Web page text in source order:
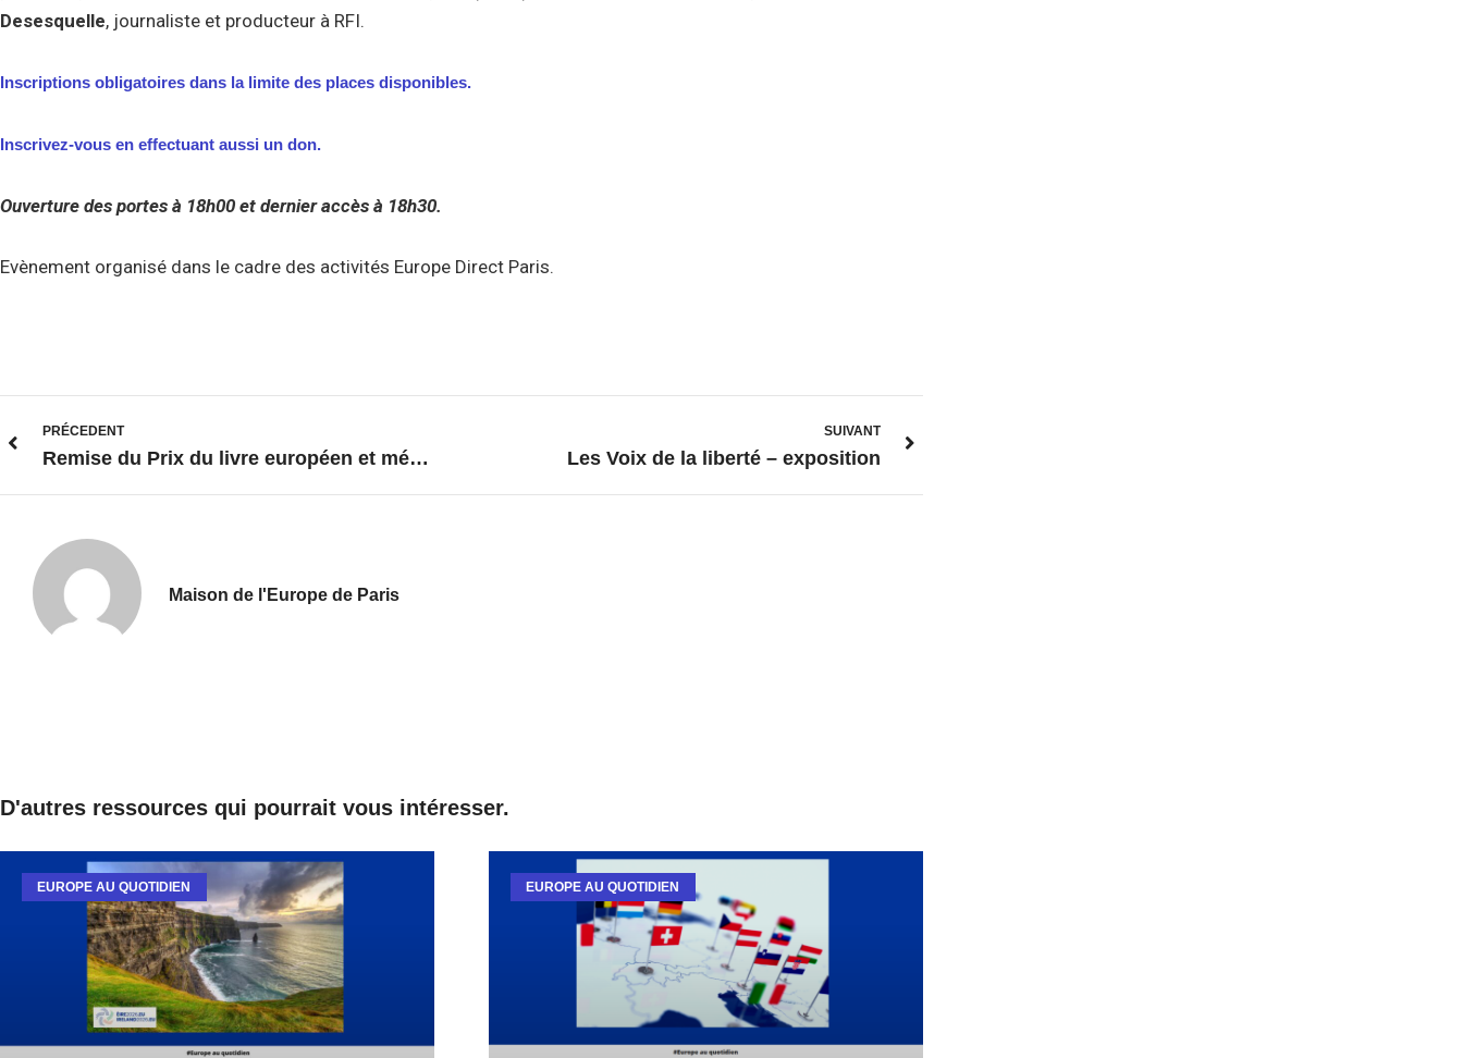
Desesquelle, journaliste et producteur à RFI.
Inscriptions obligatoires dans la limite des places disponibles.
Inscrivez-vous en effectuant aussi un don.
Ouverture des portes à 18h00 et dernier accès à 18h30.
Evènement organisé dans le cadre des activités Europe Direct Paris.
PRÉCEDENT
Remise du Prix du livre européen et méditerranéen
SUIVANT
Les Voix de la liberté – exposition
Maison de l'Europe de Paris
D'autres ressources qui pourrait vous intéresser.
EUROPE AU QUOTIDIEN EUROPE AU QUOTIDIEN